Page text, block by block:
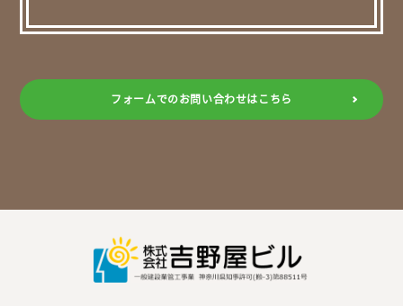
フォームでのお問い合わせはこちら